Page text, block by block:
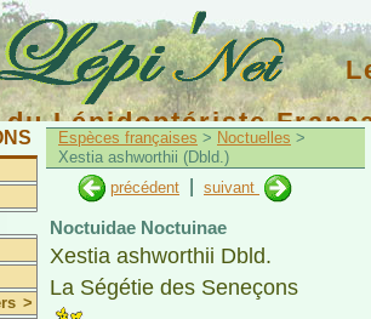
du Lépidoptériste
>
Espèces françaises > Noctuelles >
Xestia ashworthii (Dbld.)
précédent
suivant
Noctuidae Noctuinae
Xestia ashworthii Dbld.
La Ségétie des Seneçons